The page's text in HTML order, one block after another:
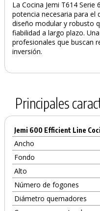
La Cocina Jemi T614
potencia necesaria para el
diseño modular y robusto
fiabilidad a largo plazo.
profesionales que buscan
inversión.
Principales
Jemi 600 Efficient Line
Ancho
Fondo
Alto
Número de fogones
Diámetro quemadores